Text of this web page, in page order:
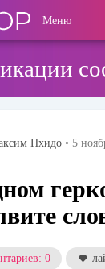
Меню
Пхидо • 5
0